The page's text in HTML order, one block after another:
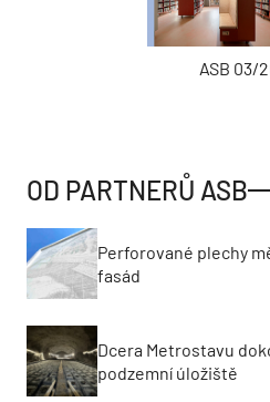
ASB 03/
OD PARTNERŮ ASB
Perforované plechy
fasád
Dcera Metrostavu
podzemní úložiště